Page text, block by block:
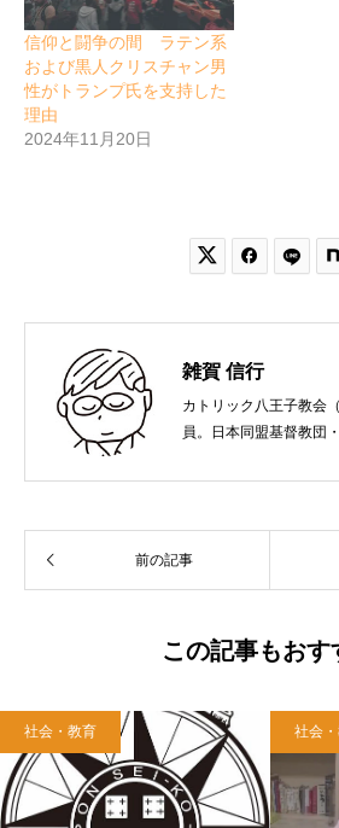
信仰と闘争の間 ラテン系
および黒人クリスチャン男
性がトランプ氏を支持した
理由
2024年11月20日
 
雑賀 信行
カトリック八王子教会
員。日本同盟基督教団
れ。関西学院大学社会
て、雜賀編集工房とし
前の記事
この記事もおす
社会・教育 社会